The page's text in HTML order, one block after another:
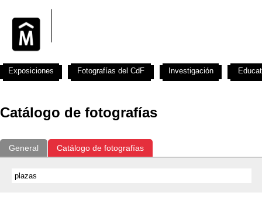
Catálogo de fotografías
General Catálogo de fotografías
Exposiciones Fotografías del CdF Investigación